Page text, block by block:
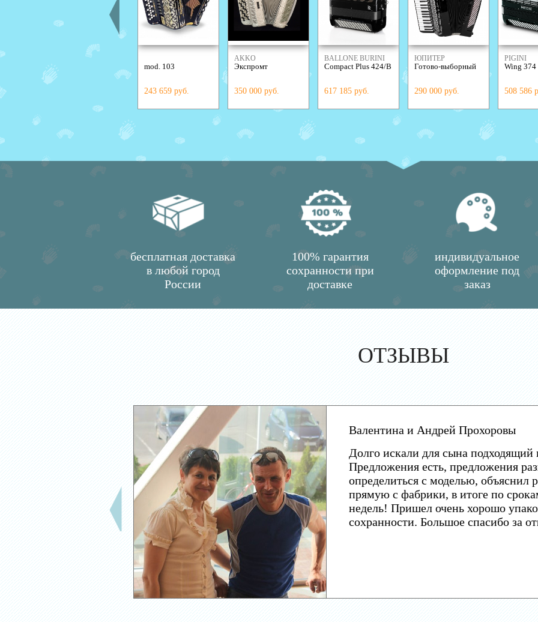
mod. 103
243 659 руб.
AKKO
Экспромт
350 000 руб.
BALLONE BURINI
Compact Plus 424/B
617 185 руб.
ЮПИТЕР
Готово-выборный
290 000 руб.
PIGINI
Wing 374
508 586
бесплатная доставка
в любой город
России
100% гарантия
сохранности при
доставке
индивидуальное
оформление под
заказ
ОТЗЫВЫ
Валентина и Андрей Прохоровы
Долго искали для сына подходящий
Предложения есть, предложения
определиться с моделью, объяснил
прямую с фабрики, в итоге по
недель! Пришел очень хорошо
сохранности. Большое спасибо за